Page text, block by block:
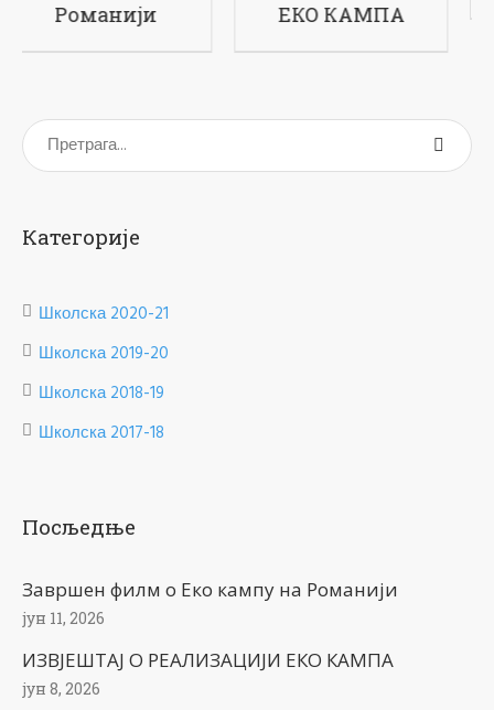
ЕКО КАМПА
Категорије
Школска 2020-21
Школска 2019-20
Школска 2018-19
Школска 2017-18
Посљедње
Завршен филм о Еко кампу на Романији
јун 11, 2026
ИЗВЈЕШТАЈ О РЕАЛИЗАЦИЈИ ЕКО КАМПА
јун 8, 2026